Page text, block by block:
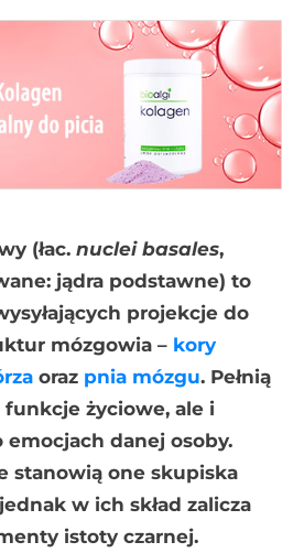
(łac. nuclei basales,
jądra podstawne) to
projekcje do
mózgowia – kory
oraz pnia mózgu. Pełnią
życiowe, ale i
emocjach danej osoby.
stanowią one skupiska
w ich skład zalicza
istoty czarnej.